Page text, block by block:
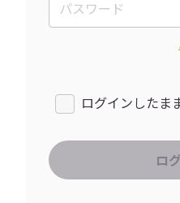
ログインしたま